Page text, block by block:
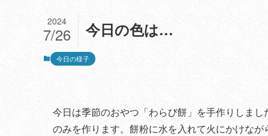
今日の色は…
2024
7/26
今日の様子
今日は季節のおやつ「わらび餅」を手作りしまし
のみを作ります。餅粉に水を入れて火にかけな